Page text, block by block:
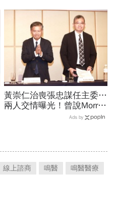
黃崇仁治喪張忠謀任主委…
兩人交情曝光！曾說Morris
是老大：力積電能活都他幫
Ads by
線上諮商 鳴醫
鳴醫醫療